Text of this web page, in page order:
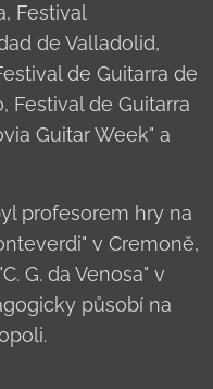
Festival
de Valladolid,
de Guitarra de
Festival de Guitarra
Guitar Week" a
profesorem hry na
v Cremoně,
G. da Venosa" v
působí na